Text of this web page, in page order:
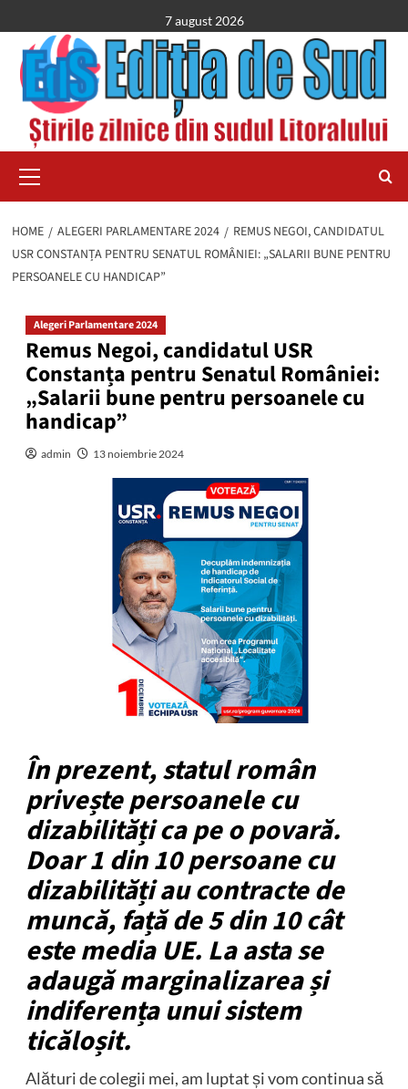
to
content
7 august 2026
Menu
HOME ALEGERI PARLAMENTARE 2024
REMUS NEGOI, CANDIDATUL
USR CONSTANȚA PENTRU SENATUL ROMÂNIEI: „SALARII BUNE PENTRU
PERSOANELE CU HANDICAP”
Alegeri Parlamentare 2024
Remus Negoi, candidatul USR
Constanța pentru Senatul României:
„Salarii bune pentru persoanele cu
handicap”
admin 13 noiembrie 2024
În prezent, statul român
privește persoanele cu
dizabilități ca pe o povară.
Doar 1 din 10 persoane cu
dizabilități au contracte de
muncă, față de 5 din 10 cât
este media UE. La asta se
adaugă marginalizarea și
indiferența unui sistem
ticăloșit.
Alături de colegii mei, am luptat și vom continua să